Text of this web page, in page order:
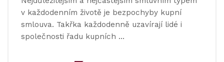
v každodenním životě je bezpochyby kupní
smlouva. Takřka každodenně uzavírají lidé i
společnosti řadu kupních …